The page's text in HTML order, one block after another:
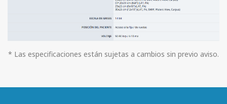
* Las especificaciones están sujetas a cambios sin previo aviso.